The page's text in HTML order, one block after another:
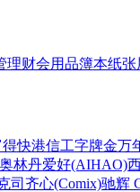
理财会用品簿本纸张
得快港信工字牌金万
奥林丹爱好(AIHAO)
司 齐心(Comix)驰辉